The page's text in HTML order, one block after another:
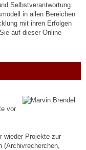
Selbstverantwortung.
in allen Bereichen
mit ihren Erfolgen
auf dieser Online-
vor
wieder Projekte zur
(Archivrecherchen,